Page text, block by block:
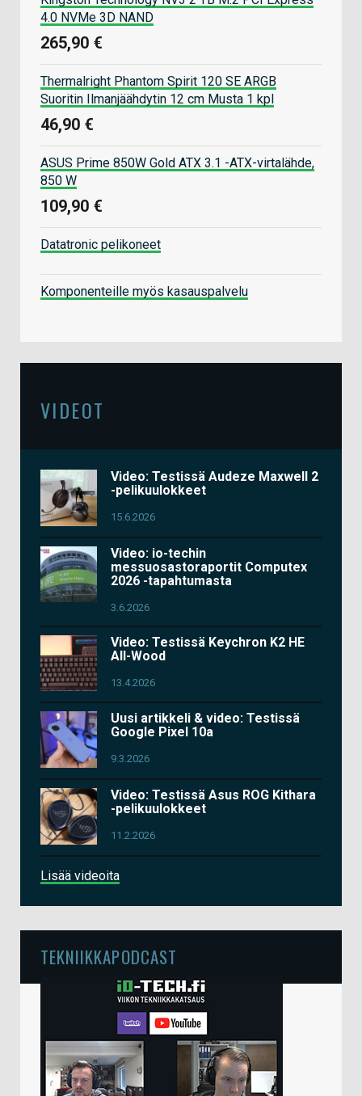
4.0 NVMe 3D NAND
265,90 €
Thermalright Phantom Spirit 120 SE ARGB
Suoritin Ilmanjäähdytin 12 cm Musta 1 kpl
46,90 €
ASUS Prime 850W Gold ATX 3.1 -ATX-virtalähde,
850 W
109,90 €
Datatronic pelikoneet
Komponenteille myös kasauspalvelu
VIDEOT
Video: Testissä Audeze Maxwell 2
-pelikuulokkeet
15.6.2026
Video: io-techin
messuosastoraportit Computex
2026 -tapahtumasta
3.6.2026
Video: Testissä Keychron K2 HE
All-Wood
13.4.2026
Uusi artikkeli & video: Testissä
Google Pixel 10a
9.3.2026
Video: Testissä Asus ROG Kithara
-pelikuulokkeet
11.2.2026
Lisää videoita
TEKNIIKKAPODCAST